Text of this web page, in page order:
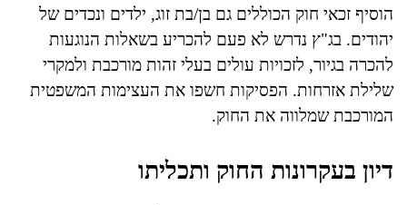
הוסיף זכאי חוק הכוללים גם בן/בת זוג, ילדים ונכדים של
יהודים. בג"ץ נדרש לא פעם להכריע בשאלות הנוגעות
להכרה בגיור, לזכויות עולים בעלי זהות מורכבת ולמקרי
שלילת אזרחות. הפסיקות חשפו את העצימות המשפטית
המורכבת שמלווה את החוק.
דיון בעקרונות החוק ותכליתו